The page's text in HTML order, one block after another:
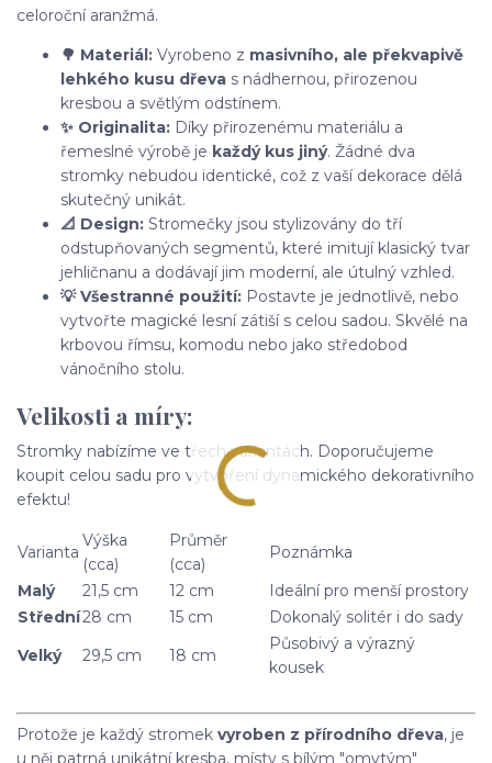
celoroční aranžmá.
🌳 Materiál: Vyrobeno z masivního, ale překvapivě
lehkého kusu dřeva s nádhernou, přirozenou
kresbou a světlým odstínem.
✨ Originalita: Díky přirozenému materiálu a
řemeslné výrobě je každý kus jiný. Žádné dva
stromky nebudou identické, což z vaší dekorace dělá
skutečný unikát.
📐 Design: Stromečky jsou stylizovány do tří
odstupňovaných segmentů, které imitují klasický tvar
jehličnanu a dodávají jim moderní, ale útulný vzhled.
💡 Všestranné použití: Postavte je jednotlivě, nebo
vytvořte magické lesní zátiší s celou sadou. Skvělé na
krbovou římsu, komodu nebo jako středobod
vánočního stolu.
Velikosti a míry:
Stromky nabízíme ve třech variantách. Doporučujeme
koupit celou sadu pro vytvoření dynamického dekorativního
efektu!
Varianta
Výška
(cca)
Průměr
(cca)
Poznámka
Malý
21,5 cm 12 cm
Ideální pro menší prostory
Střední28 cm 15 cm
Dokonalý solitér i do sady
Velký
29,5 cm 18 cm
Působivý a výrazný
kousek
Protože je každý stromek vyroben z přírodního dřeva, je
u něj patrná unikátní kresba, místy s bílým "omytým"